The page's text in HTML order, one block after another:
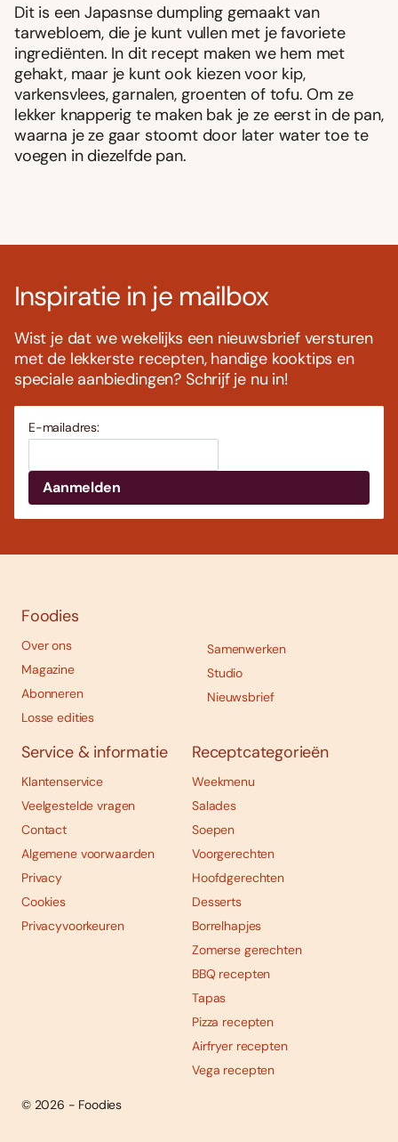
Dit is een Japasnse dumpling gemaakt van
tarwebloem, die je kunt vullen met je favoriete
ingrediënten. In dit recept maken we hem met
gehakt, maar je kunt ook kiezen voor kip,
varkensvlees, garnalen, groenten of tofu. Om ze
lekker knapperig te maken bak je ze eerst in de pan,
waarna je ze gaar stoomt door later water toe te
voegen in diezelfde pan.
Inspiratie in je mailbox
Wist je dat we wekelijks een nieuwsbrief versturen
met de lekkerste recepten, handige kooktips en
speciale aanbiedingen? Schrijf je nu in!
E-mailadres:
Foodies
Over ons
Magazine
Abonneren
Losse edities
Samenwerken
Studio
Nieuwsbrief
Service & informatie
Klantenservice
Veelgestelde vragen
Contact
Algemene voorwaarden
Privacy
Cookies
Privacyvoorkeuren
Receptcategorieën
Weekmenu
Salades
Soepen
Voorgerechten
Hoofdgerechten
Desserts
Borrelhapjes
Zomerse gerechten
BBQ recepten
Tapas
Pizza recepten
Airfryer recepten
Vega recepten
© 2026 - Foodies